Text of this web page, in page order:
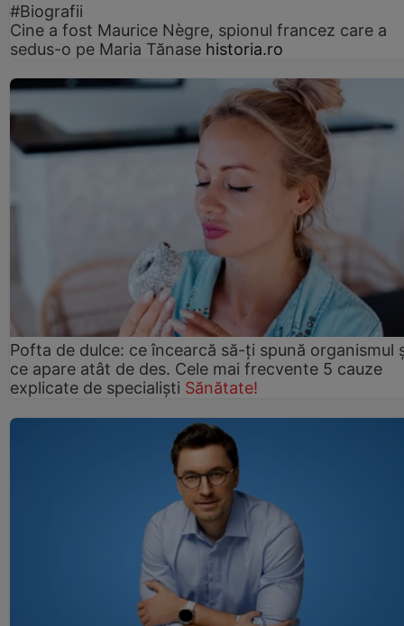
#Biografii
Cine a fost Maurice Nègre, spionul francez care a
sedus-o pe Maria Tănase historia.ro
Pofta de dulce: ce încearcă să-ți spună organismul
ce apare atât de des. Cele mai frecvente 5 cauze
explicate de specialiști Sănătate!